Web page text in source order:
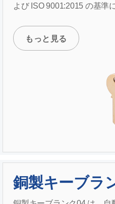
よび ISO 9001:2015 の基準
もっと見る
銅製キーブラ